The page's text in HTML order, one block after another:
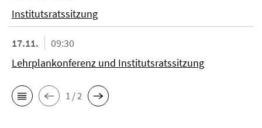
Institutsratssitzung
17.11.
09:30
Lehrplankonferenz und Institutsratssitzung
1 / 2